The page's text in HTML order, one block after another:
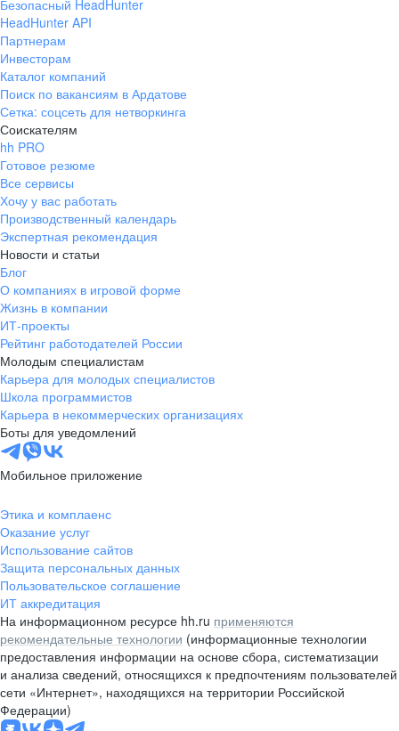
Безопасный HeadHunter
HeadHunter API
Партнерам
Инвесторам
Каталог компаний
Поиск по вакансиям в Ардатове
Сетка: соцсеть для нетворкинга
Соискателям
hh PRO
Готовое резюме
Все сервисы
Хочу у вас работать
Производственный календарь
Экспертная рекомендация
Новости и статьи
Блог
О компаниях в игровой форме
Жизнь в компании
ИТ-проекты
Рейтинг работодателей России
Молодым специалистам
Карьера для молодых специалистов
Школа программистов
Карьера в некоммерческих организациях
Боты для уведомлений
Мобильное приложение
Этика и комплаенс
Оказание услуг
Использование сайтов
Защита персональных данных
Пользовательское соглашение
ИТ аккредитация
На информационном ресурсе hh.ru применяются
рекомендательные технологии (информационные технологии
предоставления информации на основе сбора, систематизации
и анализа сведений, относящихся к предпочтениям пользователей
сети «Интернет», находящихся на территории Российской
Федерации)